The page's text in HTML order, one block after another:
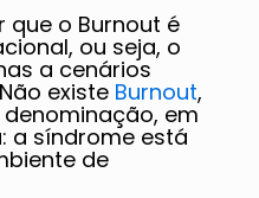
que o Burnout é
ou seja, o
a cenários
existe Burnout,
em
a síndrome está
de